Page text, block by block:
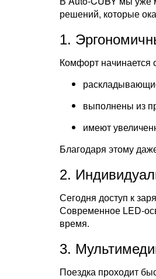
решений, которые
1.
Комфорт начинается
выполнены из
имеют
Благодаря этому
2.
Сегодня доступ к
Современное LED-
время.
3.
Поездка проходит